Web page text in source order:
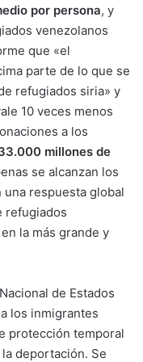
por persona, y
venezolanos
que «el
parte de lo que se
refugiados siria» y
10 veces menos
a los
millones de
se alcanzan los
una respuesta global
refugiados
la más grande y
de Estados
los inmigrantes
protección temporal
deportación. Se